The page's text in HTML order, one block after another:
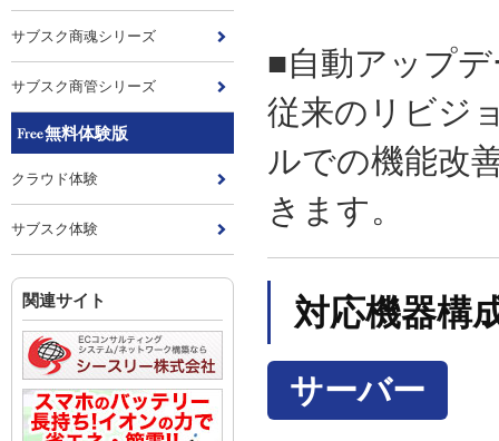
サブスク商魂シリーズ
サブスク商管シリーズ
無料体験版
クラウド体験
サブスク体験
関連サイト
■自動アップ
従来のリビジ
ルでの機能改
きます。
対応機器構
サーバー